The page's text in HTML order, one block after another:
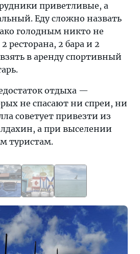
приветливые, а
Еду сложно назвать
голодным никто не
ресторана, 2 бара и 2
в аренду спортивный
отдыха —
не спасают ни спреи, ни
советует привезти из
а при выселении
туристам.